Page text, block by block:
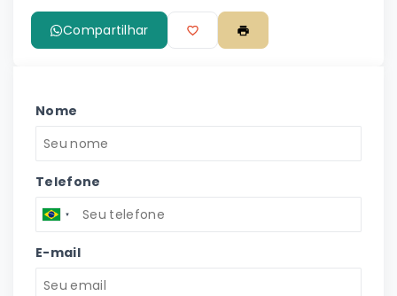
Compartilhar
Nome
Telefone
E-mail